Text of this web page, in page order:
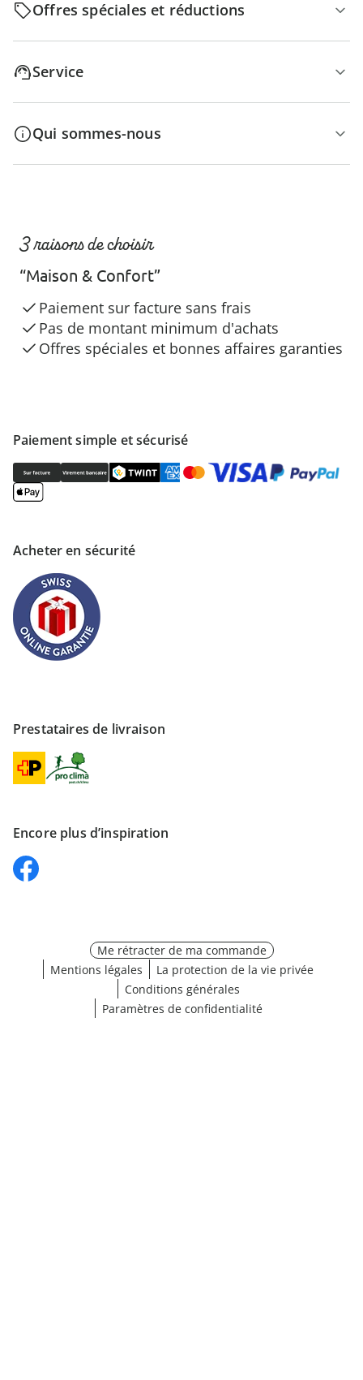
Offres spéciales et réductions
Service
Qui sommes-nous
Paiement simple et sécurisé
Acheter en sécurité
Prestataires de livraison
Encore plus d’inspiration
3 raisons de choisir
“Maison & Confort”
Paiement sur facture sans frais
Pas de montant minimum d'achats
Offres spéciales et bonnes affaires garanties
Me rétracter de ma commande
Mentions légales
La protection de la vie privée
Conditions générales
Paramètres de confidentialité